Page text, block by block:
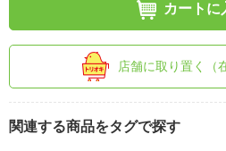
カートに
店舗に取り置く（
関連する商品をタグで探す